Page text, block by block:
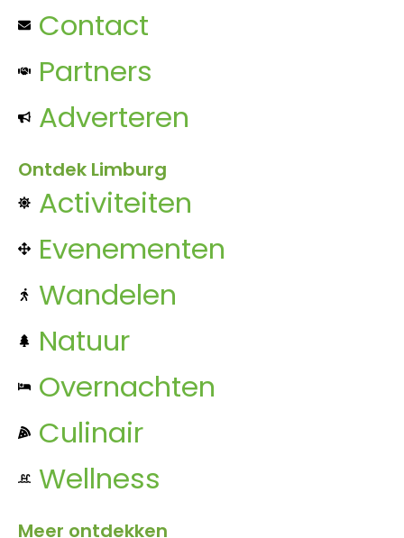
Contact
Partners
Adverteren
Ontdek Limburg
Activiteiten
Evenementen
Wandelen
Natuur
Overnachten
Culinair
Wellness
Meer ontdekken